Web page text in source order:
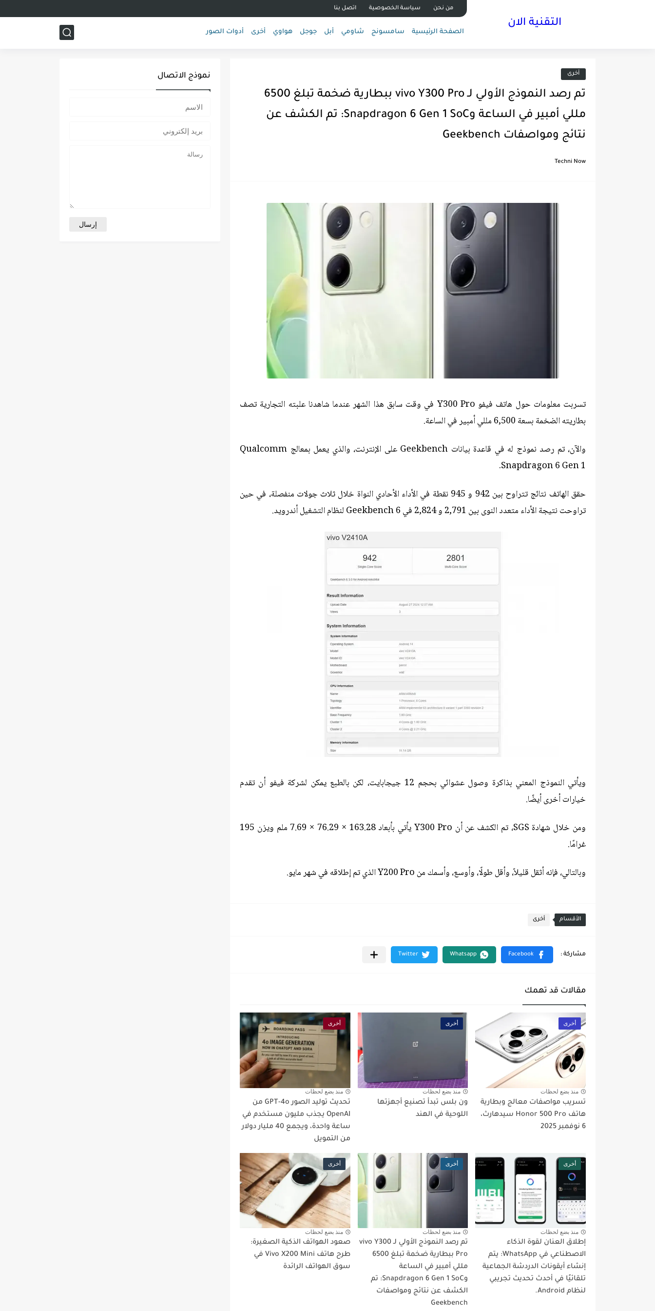
من نحن سياسة الخصوصية اتصل بنا
التقنية الان
الصفحة الرئيسية سامسونج شاومي أبل جوجل هواوي أخرى أدوات الصور
أخرى
تم رصد النموذج الأولي لـ vivo Y300 Pro ببطارية ضخمة تبلغ 6500
مللي أمبير في الساعة وSnapdragon 6 Gen 1 SoC: تم الكشف عن
نتائج ومواصفات Geekbench
Techni Now
تسربت معلومات حول هاتف فيفو Y300 Pro في وقت سابق هذا الشهر عندما شاهدنا علبته التجارية تصف
بطاريته الضخمة بسعة 6,500 مللي أمبير في الساعة.
والآن، تم رصد نموذج له في قاعدة بيانات Geekbench على الإنترنت، والذي يعمل بمعالج Qualcomm
Snapdragon 6 Gen 1.
حقق الهاتف نتائج تتراوح بين 942 و 945 نقطة في الأداء الأحادي النواة خلال ثلاث جولات منفصلة، في حين
تراوحت نتيجة الأداء متعدد النوى بين 2,791 و 2,824 في Geekbench 6 لنظام التشغيل أندرويد.
ويأتي النموذج المعني بذاكرة وصول عشوائي بحجم 12 جيجابايت، لكن بالطبع يمكن لشركة فيفو أن تقدم
خيارات أخرى أيضًا.
ومن خلال شهادة SGS، تم الكشف عن أن Y300 Pro يأتي بأبعاد 163.28 × 76.29 × 7.69 ملم ويزن 195
غرامًا.
وبالتالي، فإنه أثقل قليلاً، وأقل طولًا، وأوسع، وأسمك من Y200 Pro الذي تم إطلاقه في شهر مايو.
الأقسام أخرى
مقالات قد تهمك
أخرى
منذ بضع لحظات
تسريب مواصفات معالج وبطارية
هاتف Honor 500 Pro سيدهارث،
6 نوفمبر 2025
أخرى
منذ بضع لحظات
ون بلس تبدأ تصنيع أجهزتها
اللوحية في الهند
أخرى
منذ بضع لحظات
تحديث توليد الصور GPT-4o من
OpenAI يجذب مليون مستخدم في
ساعة واحدة، ويجمع 40 مليار دولار
من التمويل
أخرى
منذ بضع لحظات
إطلاق العنان لقوة الذكاء
الاصطناعي في WhatsApp: يتم
إنشاء أيقونات الدردشة الجماعية
تلقائيًا في أحدث تحديث تجريبي
لنظام Android.
أخرى
منذ بضع لحظات
تم رصد النموذج الأولي لـ vivo Y300
Pro ببطارية ضخمة تبلغ 6500
مللي أمبير في الساعة
وSnapdragon 6 Gen 1 SoC: تم
الكشف عن نتائج ومواصفات
Geekbench
أخرى
منذ بضع لحظات
صعود الهواتف الذكية الصغيرة:
طرح هاتف Vivo X200 Mini في
سوق الهواتف الرائدة
نموذج الاتصال